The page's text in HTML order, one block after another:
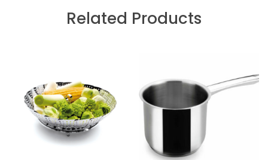
Related Products